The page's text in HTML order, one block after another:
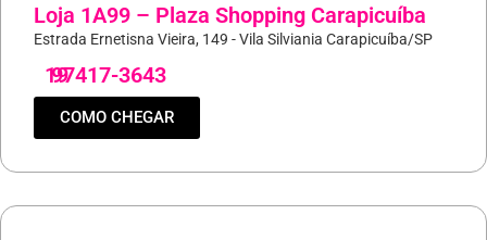
Loja 1A99 – Plaza Shopping Carapicuíba
Estrada Ernetisna Vieira, 149 - Vila Silviania Carapicuíba/SP
19
97417-3643
COMO CHEGAR